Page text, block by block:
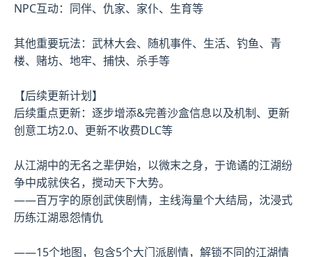
NPC互动：同伴、仇家、家仆、生育等
其他重要玩法：武林大会、随机事件、生活、钓鱼、青
楼、赌坊、地牢、捕快、杀手等
【后续更新计划】
后续重点更新：逐步增添&完善沙盒信息以及机制、更新
创意工坊2.0、更新不收费DLC等
从江湖中的无名之辈伊始，以微末之身，于诡谲的江湖纷
争中成就侠名，搅动天下大势。
——百万字的原创武侠剧情，主线海量个大结局，沈浸式
历练江湖恩怨情仇
——15个地图，包含5个大门派剧情，解锁不同的江湖情